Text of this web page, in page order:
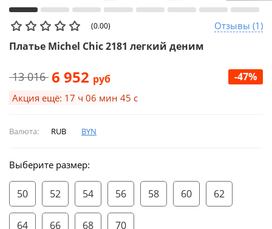
(0.00) Отзывы (1)
Платье Michel Chic 2181 легкий деним
13 016 6 952 руб -47%
Акция ещё: 17 ч 06 мин 45 с
Валюта: RUB BYN
Выберите размер:
50 52 54 56 58 60 62
64 66 68 70